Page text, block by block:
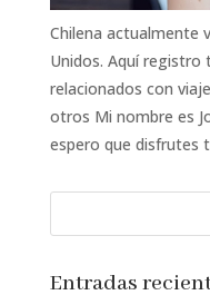
Chilena actualmente
Unidos. Aquí registro
relacionados con
otros Mi nombre es
espero que disfrutes
Entradas